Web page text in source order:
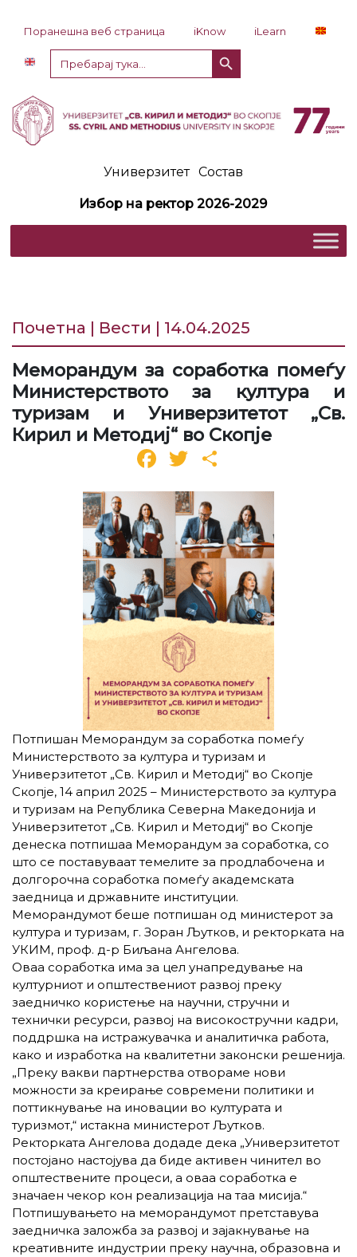
Поранешна веб страница iKnow
iLearn
Пребарај
за:
Копче за пребарување
Универзитет Состав
Избор на ректор 2026-2029
Почетна | Вести | 14.04.2025
Меморандум за соработка помеѓу
Министерството за култура и
туризам и Универзитетот „Св.
Кирил и Методиј“ во Скопје
Facebook
Twitter
Потпишан Меморандум за соработка помеѓу
Министерството за култура и туризам и
Универзитетот „Св. Кирил и Методиј“ во Скопје
Скопје, 14 април 2025 – Министерството за култура
и туризам на Република Северна Македонија и
Универзитетот „Св. Кирил и Методиј“ во Скопје
денеска потпишаа Меморандум за соработка, со
што се поставуваат темелите за продлабочена и
долгорочна соработка помеѓу академската
заедница и државните институции.
Меморандумот беше потпишан од министерот за
култура и туризам, г. Зоран Љутков, и ректорката на
УКИМ, проф. д-р Биљана Ангелова.
Оваа соработка има за цел унапредување на
културниот и општествениот развој преку
заедничко користење на научни, стручни и
технички ресурси, развој на високостручни кадри,
поддршка на истражувачка и аналитичка работа,
како и изработка на квалитетни законски решенија.
„Преку вакви партнерства отвораме нови
можности за креирање современи политики и
поттикнување на иновации во културата и
туризмот,“ истакна министерот Љутков.
Ректорката Ангелова додаде дека „Универзитетот
постојано настојува да биде активен чинител во
општествените процеси, а оваа соработка е
значаен чекор кон реализација на таа мисија.“
Потпишувањето на меморандумот претставува
заедничка заложба за развој и зајакнување на
креативните индустрии преку научна, образовна и